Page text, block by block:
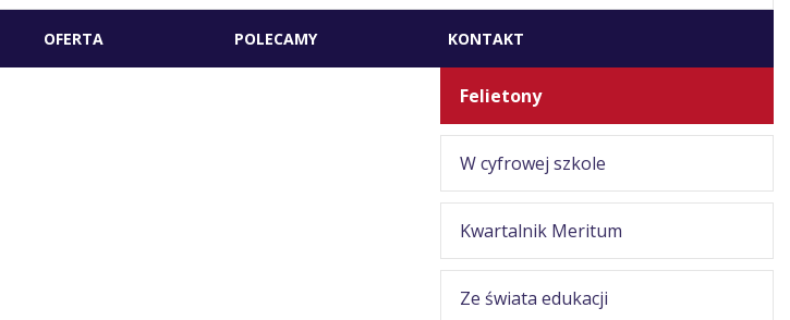
OFERTA POLECAMY KONTAKT
Felietony
W cyfrowej szkole
Kwartalnik Meritum
Ze świata edukacji